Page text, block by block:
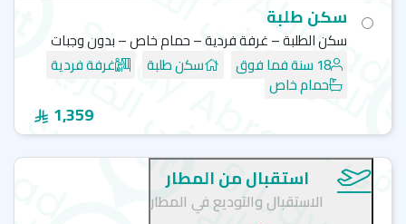
أطلس لانجويدج دبلن - Atlas language School
أبولو لانجويدج سنتر - دبلن - Apollo Language centre
دبلن دي سي آي - (DCI) Dublin Cultural Institute
إيفرست سكوول - everest language school – دبلن
سكن طلبة
سكن الطلبة – غرفة فردية – حمام خاص – بدون وجبات
18 سنة فما فوق
سكن طلبة غرفة فردية
حمام خاص
1,359
استقبال من المطار
الاستقبال والتوديع في المطار